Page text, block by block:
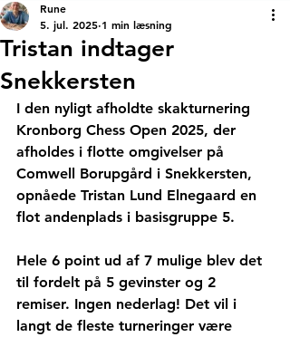
Tristan indtager
Snekkersten
Rune
5. jul. 2025 1 min læsning
I den nyligt afholdte skakturnering
Kronborg Chess Open 2025, der
afholdes i flotte omgivelser på
Comwell Borupgård i Snekkersten,
opnåede Tristan Lund Elnegaard en
flot andenplads i basisgruppe 5.
Hele 6 point ud af 7 mulige blev det
til fordelt på 5 gevinster og 2
remiser. Ingen nederlag! Det vil i
langt de fleste turneringer være